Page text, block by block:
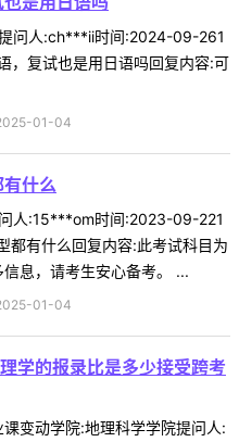
问人:ch***ii时间:2024-09-261
，复试也是用日语吗回复内容:可
01-04
什么
人:15***om时间:2023-09-221
都有什么回复内容:此考试科目为
息，请考生安心备考。 ...
01-04
学的报录比是多少接受跨考
变动学院:地理科学学院提问人: